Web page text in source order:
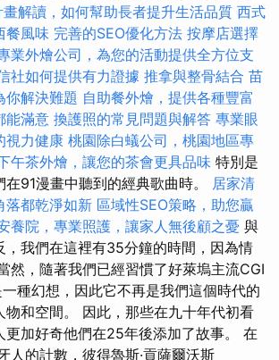
解讀，如何幫助長者提升生活品質 西式
餐風味 完善的SEO優化方法 按摩店選擇
業外燴公司，為您的活動提供全方位支
社如何提供有力證據 推拿與整骨結合 苗
你解決難題 自助餐外燴，提供各種豐富
能滿意 換護照的常見問題與解答 專業眼
視力健康 桃園除白蟻公司，桃園地區專
午茶外燴，讓您的茶會更具品味 特別是
91漫畫中聽到的經典歌曲時。 居家清
落都乾淨如新 區域性SEO策略，助您贏
養院，專業照護，讓家人無後顧之憂 與
，我們在這裡有35分鐘的時間，因為情
然，隨著我們已經習慣了好萊塢主流CGI
種幻想，因此它不再是我們這個時代的
物和空間。 因此，那些在九十年代初看
更加好奇他們在25年後添加了故事。 在
人的計數，彼得魯斯·貢薩爾沃斯